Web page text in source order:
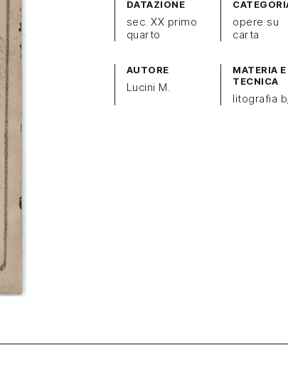
DATAZIONE
sec. XX primo
quarto
opere su
carta
AUTORE
Lucini M.
MATERIA E
TECNICA
litografia